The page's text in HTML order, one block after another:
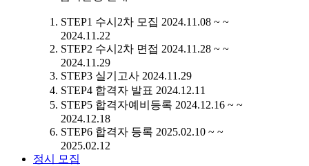
STEP1 수시2차 모집 2024.11.08 ~ ~
2024.11.22
STEP2 수시2차 면접 2024.11.28 ~ ~
2024.11.29
STEP3 실기고사 2024.11.29
STEP4 합격자 발표 2024.12.11
STEP5 합격자예비등록 2024.12.16 ~ ~
2024.12.18
STEP6 합격자 등록 2025.02.10 ~ ~
2025.02.12
정시 모집